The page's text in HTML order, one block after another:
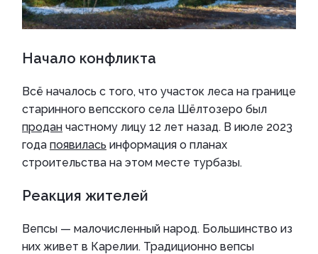
Начало конфликта
Всё началось с того, что участок леса на границе
старинного вепсского села Шёлтозеро был
продан частному лицу 12 лет назад. В июле 2023
года появилась информация о планах
строительства на этом месте турбазы.
Реакция жителей
Вепсы — малочисленный народ. Большинство из
них живет в Карелии. Традиционно вепсы